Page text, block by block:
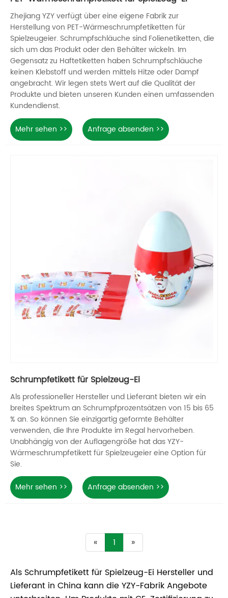
Zhejiang YZY verfügt über eine eigene Fabrik zur
Herstellung von PET-Wärmeschrumpfetiketten für
Spielzeugeier. Schrumpfschläuche sind Folienetiketten, die
sich um das Produkt oder den Behälter wickeln. Im
Gegensatz zu Haftetiketten haben Schrumpfschläuche
keinen Klebstoff und werden mittels Hitze oder Dampf
angebracht. Wir legen stets Wert auf die Qualität der
Produkte und bieten unseren Kunden einen umfassenden
Kundendienst.
Mehr sehen >>
Anfrage absenden >>
Schrumpfetikett für Spielzeug-Ei
Als professioneller Hersteller und Lieferant bieten wir ein
breites Spektrum an Schrumpfprozentsätzen von 15 bis 65
% an. So können Sie einzigartig geformte Behälter
verwenden, die Ihre Produkte im Regal hervorheben.
Unabhängig von der Auflagengröße hat das YZY-
Wärmeschrumpfetikett für Spielzeugeier eine Option für
Sie.
Mehr sehen >>
Anfrage absenden >>
« 1 »
Als Schrumpfetikett für Spielzeug-Ei Hersteller und
Lieferant in China kann die YZY-Fabrik Angebote